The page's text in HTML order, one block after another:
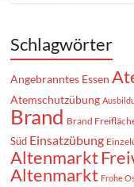
Schlagwörter
Angebranntes Essen
Atemschutzübung
Brand Brand
Süd Einsatzübung
Altenmarkt
Altenmarkt Frohe